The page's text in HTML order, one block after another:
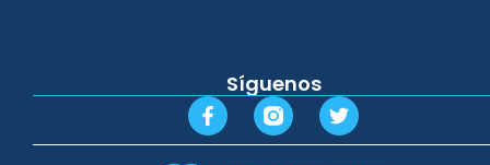
Síguenos
F
a
c
T
w
i